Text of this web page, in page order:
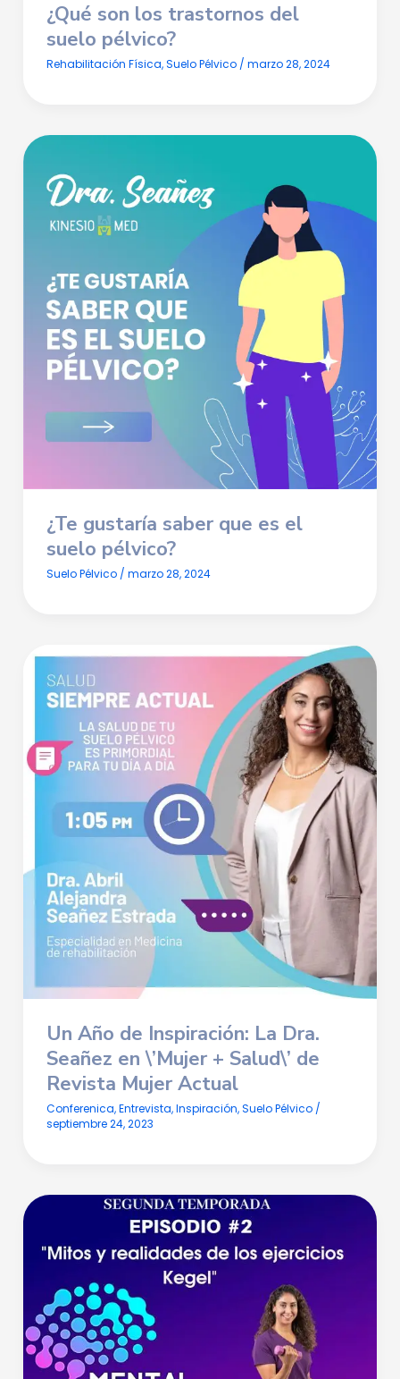
¿Qué son los trastornos del
suelo pélvico?
Rehabilitación Física,Suelo Pélvico/ marzo 28, 2024
¿Te gustaría saber que es el
suelo pélvico?
Suelo Pélvico/ marzo 28, 2024
Un Año de Inspiración: La Dra.
Seañez en \’Mujer + Salud\’ de
Revista Mujer Actual
Conferenica,Entrevista,Inspiración,Suelo Pélvico/
septiembre 24, 2023